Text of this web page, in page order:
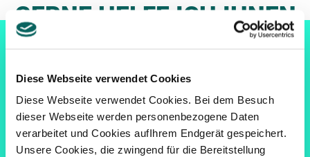
Diese Webseite verwendet Cookies
Diese Webseite verwendet Cookies. Bei dem Besuch
dieser Webseite werden personenbezogene Daten
verarbeitet und Cookies aufIhrem Endgerät gespeichert.
Unsere Cookies, die zwingend für die Bereitstellung
GERNE HELFE ICH IHNEN